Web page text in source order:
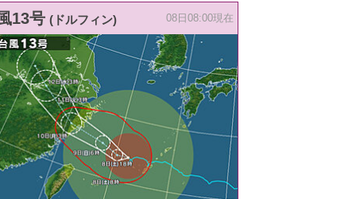
13号 (ドルフィン) 08日08:00現在